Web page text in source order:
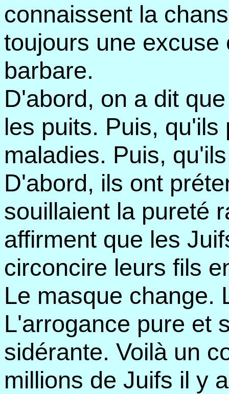
connaissent la
toujours une
barbare.
D'abord, on a dit
les puits. Puis,
maladies. Puis,
D'abord, ils ont
souillaient la pureté
affirment que les
circoncire leurs fils
Le masque change.
L'arrogance pure et
sidérante. Voilà un
millions de Juifs il y